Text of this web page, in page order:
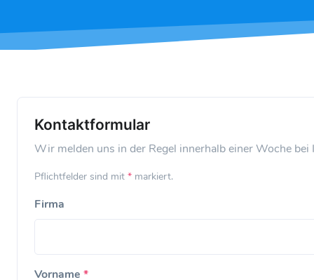
Kontaktformular
Wir melden uns in der Regel innerhalb einer Woche bei
Pflichtfelder sind mit * markiert.
Firma
Vorname *